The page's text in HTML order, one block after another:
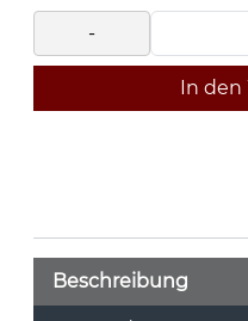
-
In den
Beschreibung